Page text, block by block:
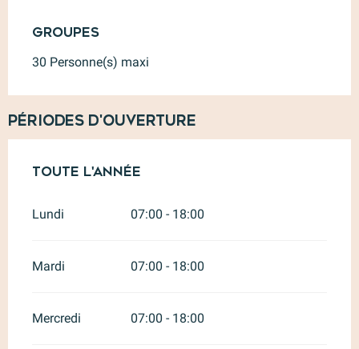
Groupes
Groupes
30 Personne(s) maxi
Périodes d'ouverture
Toute l'année
Toute l'année
Lundi 07:00 - 18:00
Mardi 07:00 - 18:00
Mercredi 07:00 - 18:00